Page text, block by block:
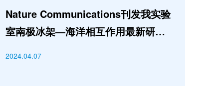
Nature Communications刊发我实验
室南极冰架—海洋相互作用最新研究成
2024.04.07